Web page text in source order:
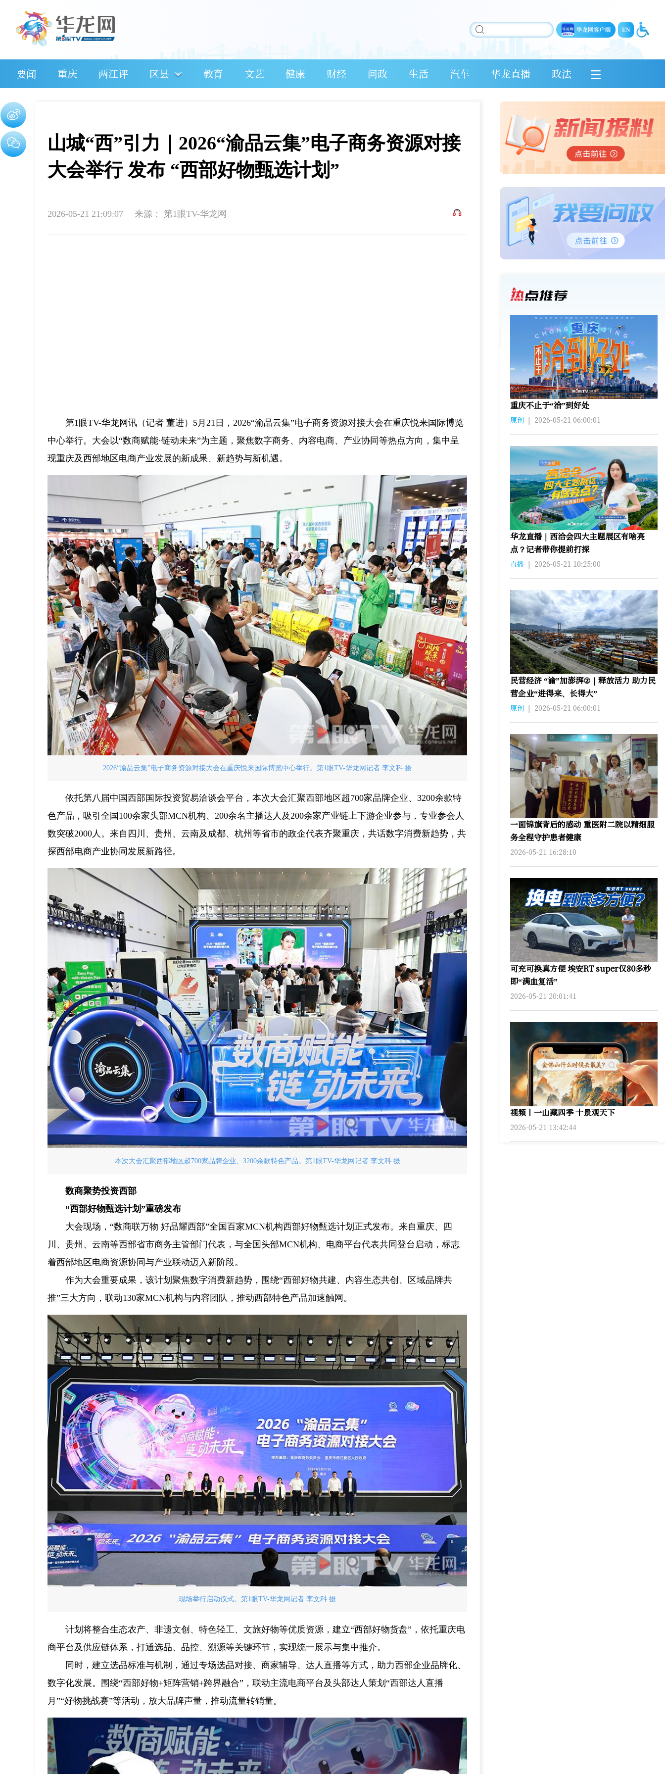
要闻 重庆 两江评 区县 教育 文艺 健康 财经 问政 生活 汽车 华龙直播 政法
山城“西”引力｜2026“渝品云集”电子商务资源对接
大会举行 发布 “西部好物甄选计划”
2026-05-21 21:09:07 来源： 第1眼TV-华龙网
第1眼TV-华龙网讯（记者 董进）5月21日，2026“渝品云集”电子商务资源对接大会在重庆悦来国际博览
中心举行。大会以“数商赋能·链动未来”为主题，聚焦数字商务、内容电商、产业协同等热点方向，集中呈
现重庆及西部地区电商产业发展的新成果、新趋势与新机遇。
2026“渝品云集”电子商务资源对接大会在重庆悦来国际博览中心举行。第1眼TV-华龙网记者 李文科 摄
依托第八届中国西部国际投资贸易洽谈会平台，本次大会汇聚西部地区超700家品牌企业、3200余款特
色产品，吸引全国100余家头部MCN机构、200余名主播达人及200余家产业链上下游企业参与，专业参会人
数突破2000人。来自四川、贵州、云南及成都、杭州等省市的政企代表齐聚重庆，共话数字消费新趋势，共
探西部电商产业协同发展新路径。
本次大会汇聚西部地区超700家品牌企业、3200余款特色产品。第1眼TV-华龙网记者 李文科 摄
数商聚势投资西部
“西部好物甄选计划”重磅发布
大会现场，“数商联万物 好品耀西部”全国百家MCN机构西部好物甄选计划正式发布。来自重庆、四
川、贵州、云南等西部省市商务主管部门代表，与全国头部MCN机构、电商平台代表共同登台启动，标志
着西部地区电商资源协同与产业联动迈入新阶段。
作为大会重要成果，该计划聚焦数字消费新趋势，围绕“西部好物共建、内容生态共创、区域品牌共
推”三大方向，联动130家MCN机构与内容团队，推动西部特色产品加速触网。
现场举行启动仪式。第1眼TV-华龙网记者 李文科 摄
计划将整合生态农产、非遗文创、特色轻工、文旅好物等优质资源，建立“西部好物货盘”，依托重庆电
商平台及供应链体系，打通选品、品控、溯源等关键环节，实现统一展示与集中推介。
同时，建立选品标准与机制，通过专场选品对接、商家辅导、达人直播等方式，助力西部企业品牌化、
数字化发展。围绕“西部好物+矩阵营销+跨界融合”，联动主流电商平台及头部达人策划“西部达人直播
月”“好物挑战赛”等活动，放大品牌声量，推动流量转销量。
重庆不止于“洽”到好处
原创 | 2026-05-21 06:00:01
华龙直播｜西洽会四大主题展区有啥亮
点？记者带你提前打探
直播 | 2026-05-21 10:25:00
民营经济 “渝”加澎湃②｜释放活力 助力民
营企业“进得来、长得大”
原创 | 2026-05-21 06:00:01
一面锦旗背后的感动 重医附二院以精细服
务全程守护患者健康
2026-05-21 16:28:10
可充可换真方便 埃安RT super仅80多秒
即“满血复活”
2026-05-21 20:01:41
视频丨一山藏四季 十景观天下
2026-05-21 13:42:44